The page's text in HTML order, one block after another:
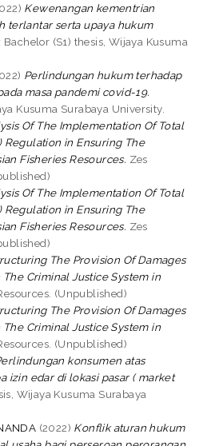
Kewenangan kementrian
terlantar serta upaya hukum
Bachelor (S1) thesis, Wijaya Kusuma
Perlindungan hukum terhadap
masa pandemi covid-19.
Kusuma Surabaya University.
Of The Implementation Of Total
Regulation in Ensuring The
Fisheries Resources. Zes
Of The Implementation Of Total
Regulation in Ensuring The
Fisheries Resources. Zes
The Provision Of Damages
Criminal Justice System in
(Unpublished)
The Provision Of Damages
Criminal Justice System in
(Unpublished)
konsumen atas
izin edar di lokasi pasar ( market
Wijaya Kusuma Surabaya
(2022) Konflik aturan hukum